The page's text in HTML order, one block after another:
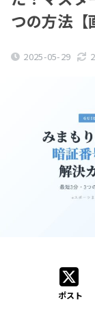
つの方法【
2025-05-29
ポスト